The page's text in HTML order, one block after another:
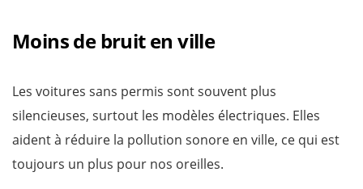
Moins de bruit en ville
Les voitures sans permis sont souvent plus
silencieuses, surtout les modèles électriques. Elles
aident à réduire la pollution sonore en ville, ce qui est
toujours un plus pour nos oreilles.